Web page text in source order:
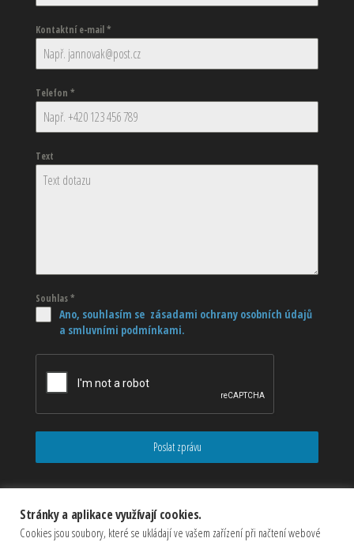
Kontaktní e-mail*
Telefon *
Text
Souhlas*
Ano, souhlasím se zásadami ochrany osobních údajů
a smluvními podmínkami.
Poslat zprávu
Stránky a aplikace využívají cookies.
Cookies jsou soubory, které se ukládají ve vašem zařízení při načtení webové